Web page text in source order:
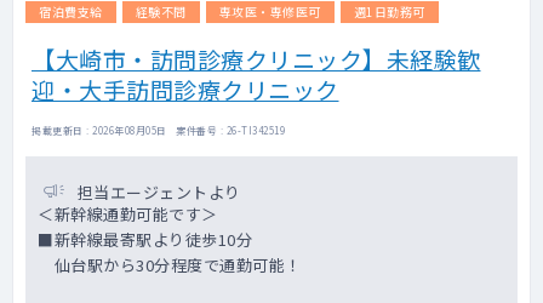
宿泊費支給
経験不問 専攻医・専修医可 週1日勤務可
【大崎市・訪問診療クリニック】未経験歓
迎・大手訪問診療クリニック
掲載更新日 : 2026年08月05日 案件番号 : 26-TI342519
担当エージェントより
＜新幹線通勤可能です＞
■新幹線最寄駅より徒歩10分
仙台駅から30分程度で通勤可能！